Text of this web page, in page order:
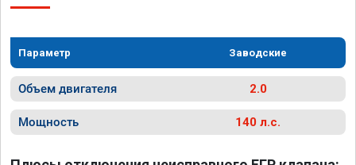
Параметр Заводские
Объем двигателя 2.0
Мощность 140 л.с.